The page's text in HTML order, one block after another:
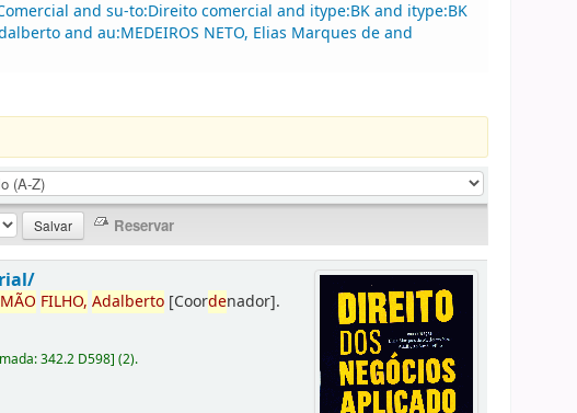
and su-to:Direito comercial and itype:BK and itype:BK
and au:MEDEIROS NETO, Elias Marques de and
FILHO, Adalberto [Coordenador].
342.2 D598](2).